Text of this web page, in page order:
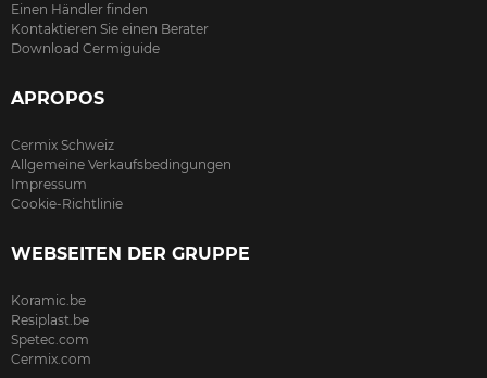
Einen Händler finden
Kontaktieren Sie einen Berater
Download Cermiguide
APROPOS
Cermix Schweiz
Allgemeine Verkaufsbedingungen
Impressum
Cookie-Richtlinie
WEBSEITEN DER GRUPPE
Koramic.be
Resiplast.be
Spetec.com
Cermix.com